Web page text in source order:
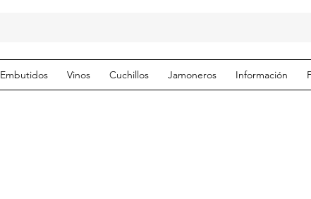
Embutidos Vinos Cuchillos Jamoneros Información